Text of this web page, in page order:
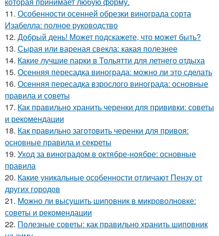
11. Особенности осенней обрезки винограда сорта
Изабелла: полное руководство
12. Добрый день! Может подскажете, что может быть?
13. Сырая или вареная свекла: какая полезнее
14. Какие лучшие парки в Тольятти для летнего отдыха
15. Осенняя пересадка винограда: можно ли это сделать
16. Осенняя пересадка взрослого винограда: основные
правила и советы
17. Как правильно хранить черенки для прививки: советы
и рекомендации
18. Как правильно заготовить черенки для привоя:
основные правила и секреты
19. Уход за виноградом в октябре-ноябре: основные
правила
20. Какие уникальные особенности отличают Пензу от
других городов
21. Можно ли высушить шиповник в микроволновке:
советы и рекомендации
22. Полезные советы: как правильно хранить шиповник